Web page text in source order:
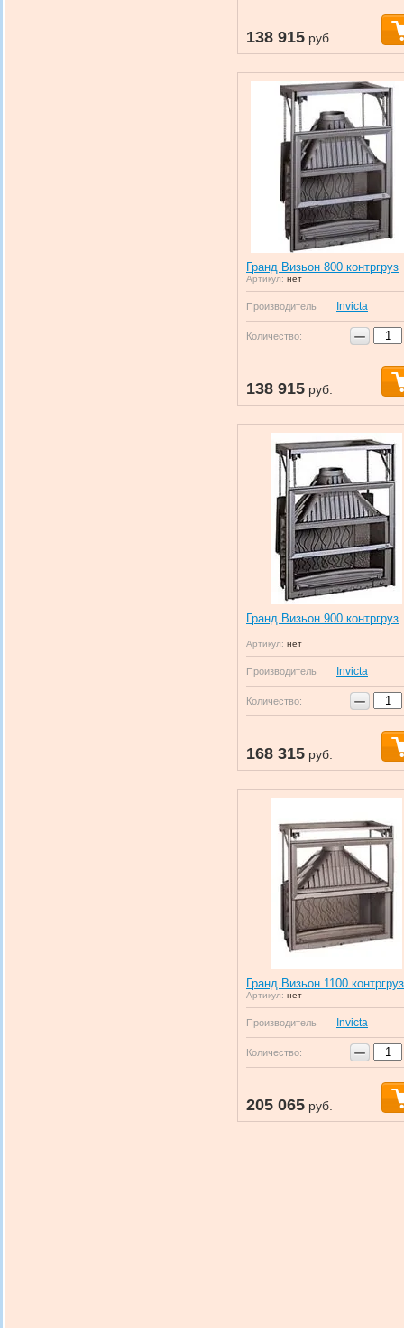
138 915 руб.
Гранд Визьон 800 контргруз
Артикул: нет
Производитель Invicta
Количество: −
138 915 руб.
Гранд Визьон 900 контргруз
Артикул: нет
Производитель Invicta
Количество: −
168 315 руб.
Гранд Визьон 1100 контргруз
Артикул: нет
Производитель Invicta
Количество: −
205 065 руб.